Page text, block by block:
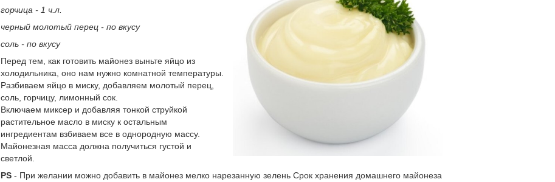
горчица - 1 ч.л.
черный молотый перец - по вкусу
соль - по вкусу
Перед тем, как готовить майонез выньте яйцо из
холодильника, оно нам нужно комнатной температуры.
Разбиваем яйцо в миску, добавляем молотый перец,
соль, горчицу, лимонный сок.
Включаем миксер и добавляя тонкой струйкой
растительное масло в миску к остальным
ингредиентам взбиваем все в однородную массу.
Майонезная масса должна получиться густой и
светлой.
PS - При желании можно добавить в майонез мелко нарезанную зелень Срок хранения домашнего майонеза